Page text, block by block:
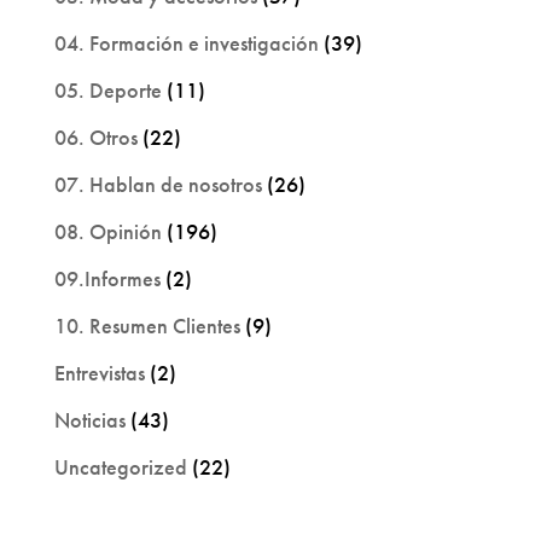
04. Formación e investigación (39)
05. Deporte (11)
06. Otros(22)
07. Hablan de nosotros(26)
08. Opinión (196)
09.Informes(2)
10. Resumen Clientes(9)
Entrevistas(2)
Noticias(43)
Uncategorized (22)